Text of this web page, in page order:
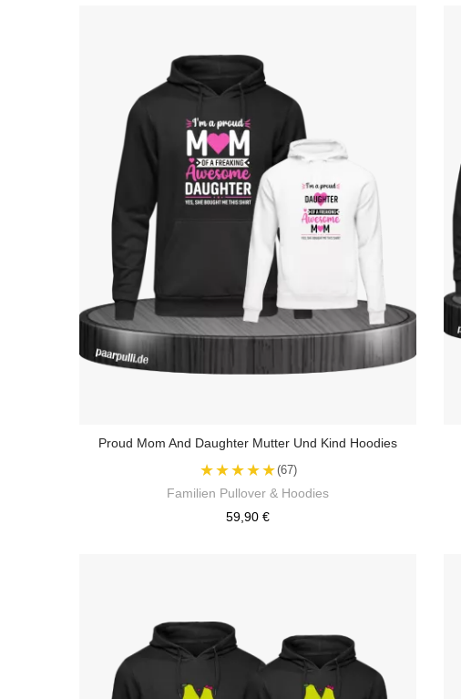
Proud Mom And Daughter Mutter Und Kind Hoodies
★★★★★(67)
Familien Pullover & Hoodies
59,90 €